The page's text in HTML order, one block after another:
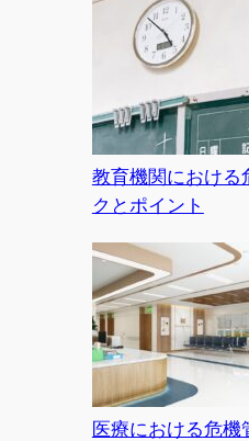
教育機関における
クとポイント
医療における危機